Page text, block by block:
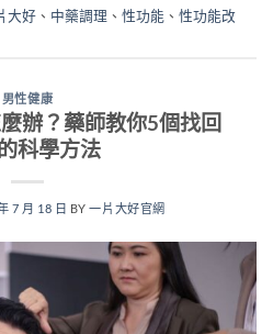
大好 、 中藥調理 、 性功能 、 性功能改
男性健康
辦？藥師教你5個找回
科學方法
7 月 18 日 BY一片大好官網